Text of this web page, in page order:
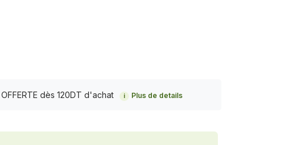
dès 120DT d'achat i Plus de details